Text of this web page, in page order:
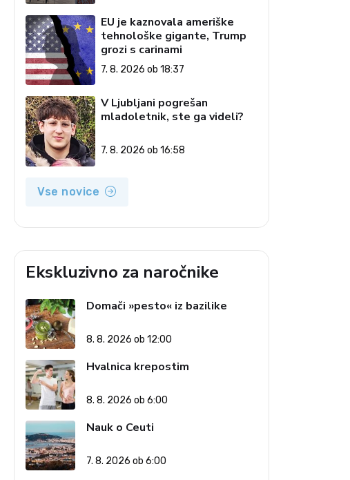
EU je kaznovala ameriške
tehnološke gigante, Trump
grozi s carinami
7. 8. 2026 ob 18:37
V Ljubljani pogrešan
mladoletnik, ste ga videli?
7. 8. 2026 ob 16:58
Vse novice
Ekskluzivno za naročnike
Domači »pesto« iz bazilike
8. 8. 2026 ob 12:00
Hvalnica krepostim
8. 8. 2026 ob 6:00
Nauk o Ceuti
7. 8. 2026 ob 6:00